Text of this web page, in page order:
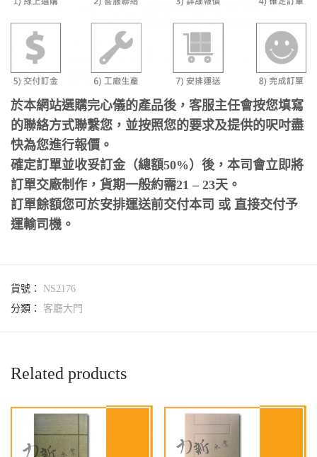
於本網站選購完心儀的產品後，客服主任會按您填寫
的聯絡方式聯繫您，並按照您的要求及提供的呎吋盡
快為您進行報價。
確定訂單並收妥訂金（總額50%）後，本司會立即將
訂單交廠制作，貨期一般約需21 – 23天。
訂單餘額您可於安排運送前交付本司 或 直接交付予
運輸司機。
貨號： NS2176
分類： 客廳大門
Related products